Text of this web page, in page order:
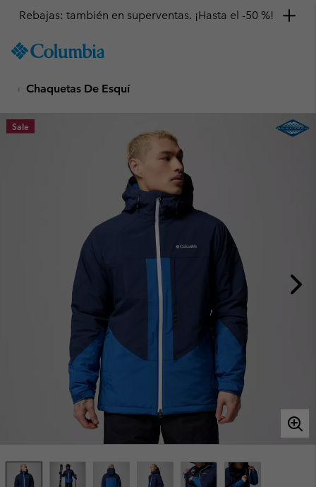
TO
SKIP
MAIN
NAV
Rebajas: también en superventas. ¡Hasta el -50 %!
Chaquetas De Esquí
Sale